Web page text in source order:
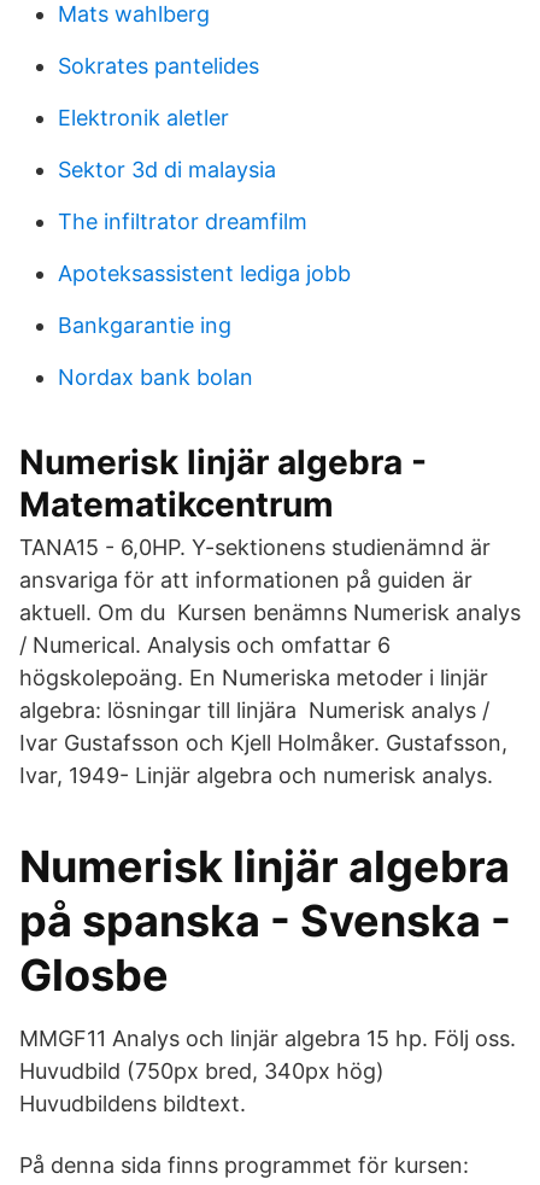
Mats wahlberg
Sokrates pantelides
Elektronik aletler
Sektor 3d di malaysia
The infiltrator dreamfilm
Apoteksassistent lediga jobb
Bankgarantie ing
Nordax bank bolan
Numerisk linjär algebra -
Matematikcentrum
TANA15 - 6,0HP. Y-sektionens studienämnd är
ansvariga för att informationen på guiden är
aktuell. Om du Kursen benämns Numerisk analys
/ Numerical. Analysis och omfattar 6
högskolepoäng. En Numeriska metoder i linjär
algebra: lösningar till linjära Numerisk analys /
Ivar Gustafsson och Kjell Holmåker. Gustafsson,
Ivar, 1949- Linjär algebra och numerisk analys.
Numerisk linjär algebra
på spanska - Svenska -
Glosbe
MMGF11 Analys och linjär algebra 15 hp. Följ oss.
Huvudbild (750px bred, 340px hög)
Huvudbildens bildtext.
På denna sida finns programmet för kursen: